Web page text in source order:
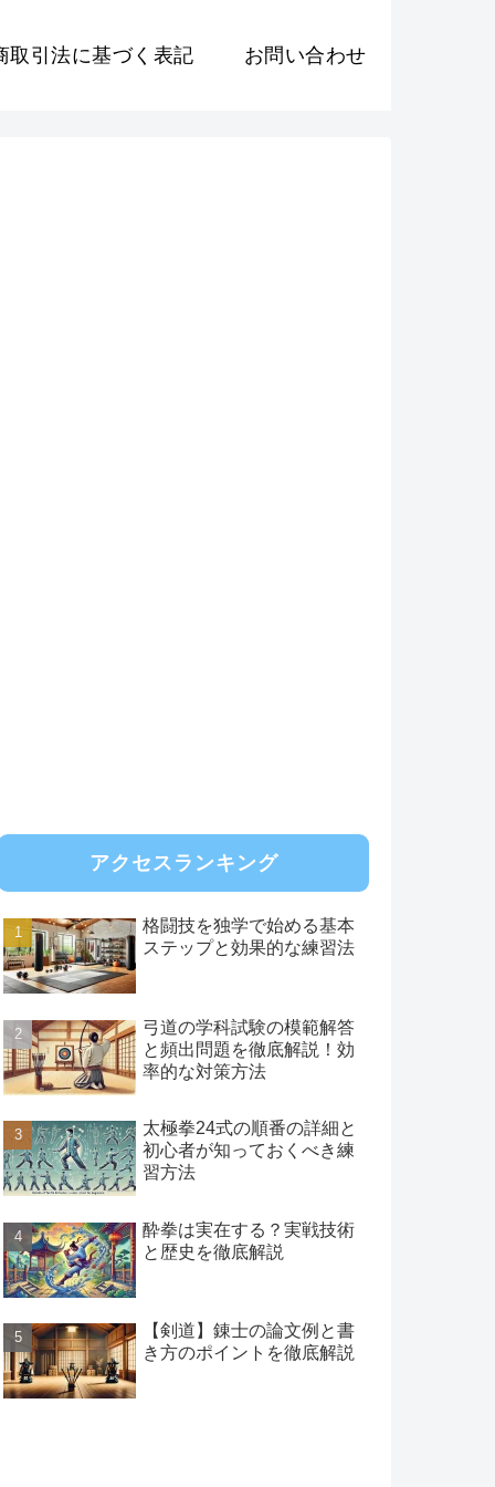
取引法に基づく表記 お問い合わせ
アクセスランキング
格闘技を独学で始める基本
ステップと効果的な練習法
弓道の学科試験の模範解答
と頻出問題を徹底解説！効
率的な対策方法
太極拳24式の順番の詳細と
初心者が知っておくべき練
習方法
酔拳は実在する？実戦技術
と歴史を徹底解説
【剣道】錬士の論文例と書
き方のポイントを徹底解説